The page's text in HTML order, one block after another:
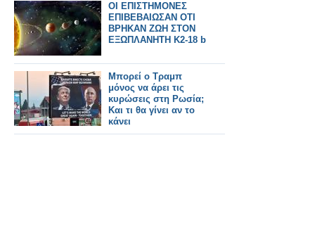
ΟΙ ΕΠΙΣΤΗΜΟΝΕΣ
ΕΠΙΒΕΒΑΙΩΣΑΝ ΟΤΙ
ΒΡΗΚΑΝ ΖΩΗ ΣΤΟΝ
ΕΞΩΠΛΑΝΗΤΗ K2-18 b
Μπορεί ο Τραμπ
μόνος να άρει τις
κυρώσεις στη Ρωσία;
Και τι θα γίνει αν το
κάνει